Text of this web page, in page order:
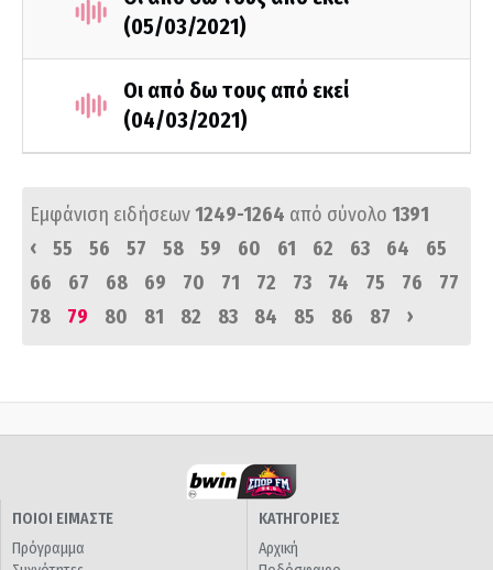
(05/03/2021)
Οι από δω τους από εκεί
(04/03/2021)
Εμφάνιση ειδήσεων1249-1264 από σύνολο 1391
‹
55 56 57 58 59 60 61 62 63 64
65
66
67 68 69 70 71 72 73 74 75 76
77
78
79 80 81 82 83 84 85 86 87 ›
ΠΟΙΟΙ ΕΙΜΑΣΤΕ
Πρόγραμμα
ΚΑΤΗΓΟΡΙΕΣ
Αρχική